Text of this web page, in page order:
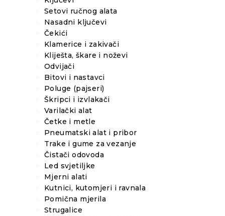
Setovi ručnog alata
Nasadni ključevi
Čekići
Klamerice i zakivači
Kliješta, škare i noževi
Odvijači
Bitovi i nastavci
Poluge (pajseri)
Škripci i izvlakači
Varilački alat
Četke i metle
Pneumatski alat i pribor
Trake i gume za vezanje
Čistači odovoda
Led svjetiljke
Mjerni alati
Kutnici, kutomjeri i ravnala
Pomična mjerila
Strugalice